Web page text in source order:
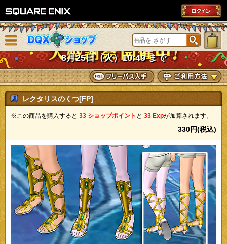
DQXショップ
8月25日（火）10:49 まで
ニューを閉じる
レクタリスのくつ[FP]
※この商品を購入すると 33 ショップポイント と 33 Expが加算されます。
330円(税込)